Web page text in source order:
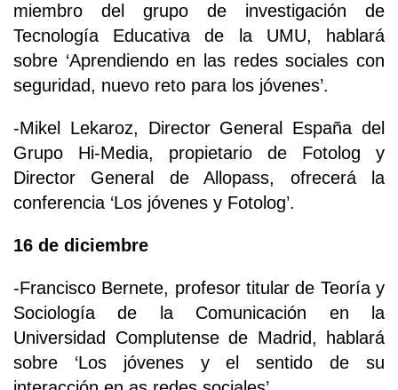
miembro del grupo de investigación de
Tecnología Educativa de la UMU, hablará
sobre ‘Aprendiendo en las redes sociales con
seguridad, nuevo reto para los jóvenes’.
-Mikel Lekaroz, Director General España del
Grupo Hi-Media, propietario de Fotolog y
Director General de Allopass, ofrecerá la
conferencia ‘Los jóvenes y Fotolog’.
16 de diciembre
-Francisco Bernete, profesor titular de Teoría y
Sociología de la Comunicación en la
Universidad Complutense de Madrid, hablará
sobre ‘Los jóvenes y el sentido de su